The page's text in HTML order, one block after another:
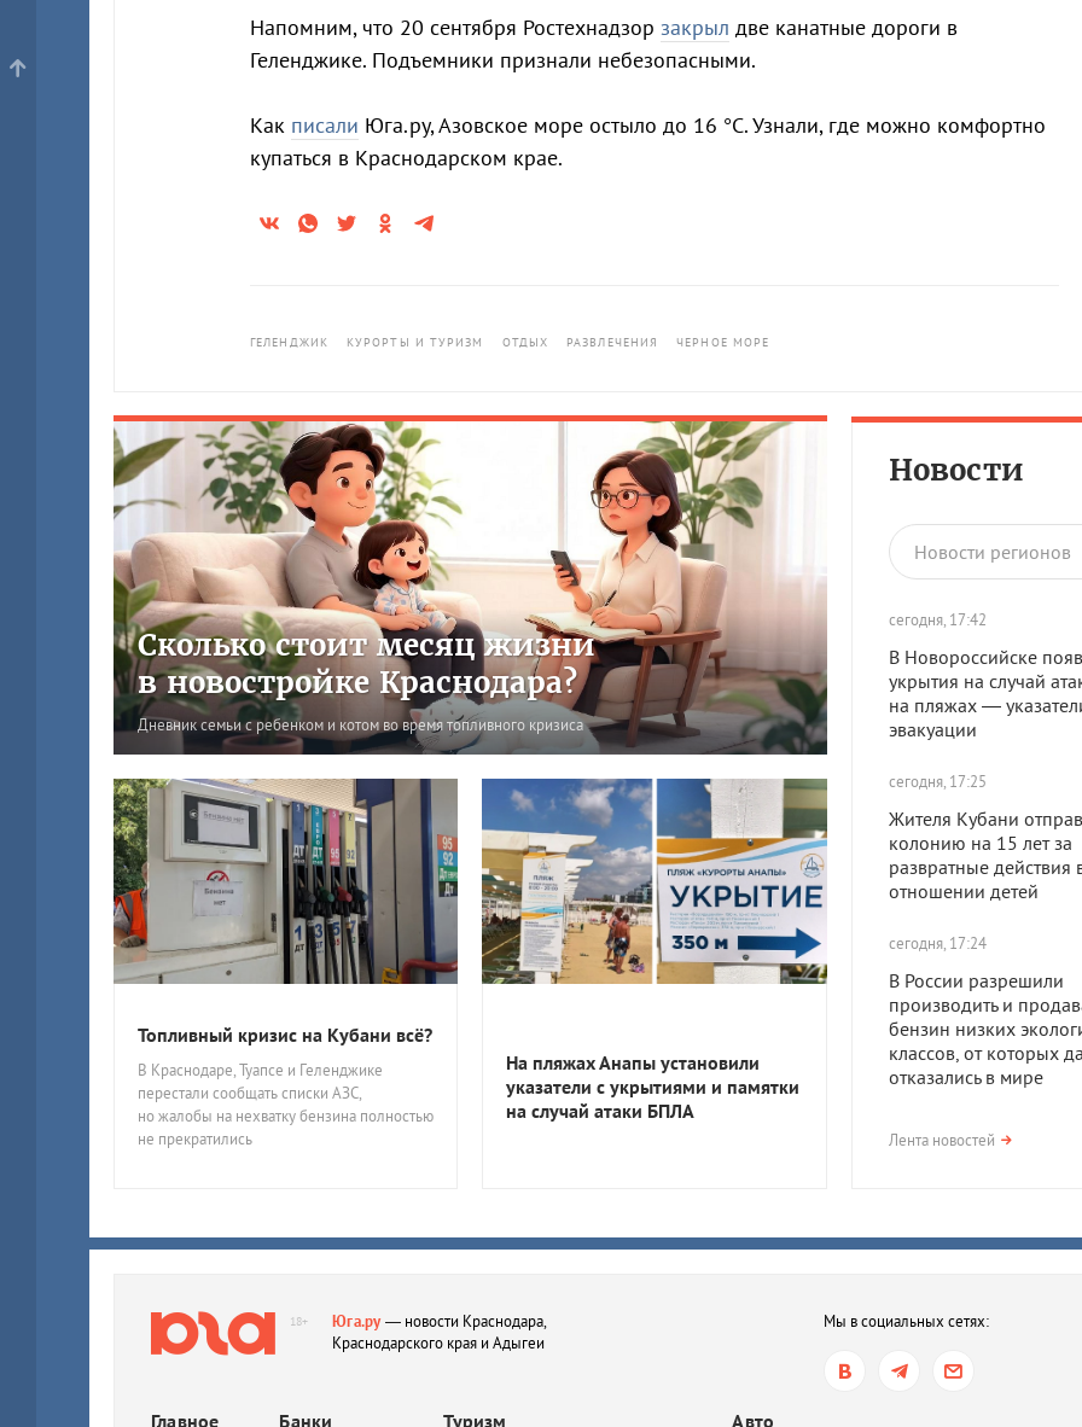
Напомним, что 20 сентября Ростехнадзор закрыл две канатные дороги в
Геленджике. Подъемники признали небезопасными.
Как писали Юга.ру, Азовское море остыло до 16 °С. Узнали, где можно комфортно
купаться в Краснодарском крае.
ГЕЛЕНДЖИК КУРОРТЫ И ТУРИЗМ ОТДЫХ РАЗВЛЕЧЕНИЯ ЧЕРНОЕ МОРЕ
Новости
Новости регионов
сегодня, 17:42
В Новороссийске
укрытия на случай
на пляжах —
эвакуации
сегодня, 17:25
Жителя Кубани
колонию на 15 лет за
развратные действия
отношении детей
сегодня, 17:24
В России разрешили
производить и
бензин низких
классов, от которых
отказались в мире
сегодня, 17:23
после семейной ссоры
В Ростове-на-Дону
электросамокатов
Лента новостей
Сколько стоит месяц жизни
в новостройке Краснодара?
Дневник семьи с ребенком и котом во время топливного кризиса
Топливный кризис на Кубани всё?
В Краснодаре, Туапсе и Геленджике
перестали сообщать списки АЗС,
но жалобы на нехватку бензина полностью
не прекратились
На пляжах Анапы установили
указатели с укрытиями и памятки
на случай атаки БПЛА
18+ Юга.ру— новости Краснодара,
Краснодарского края и Адыгеи
Мы в социальных сетях:
Главное Банки Туризм Авто